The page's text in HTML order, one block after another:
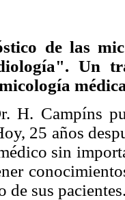
de las
Un
H. Campíns
25 años
sin
de sus